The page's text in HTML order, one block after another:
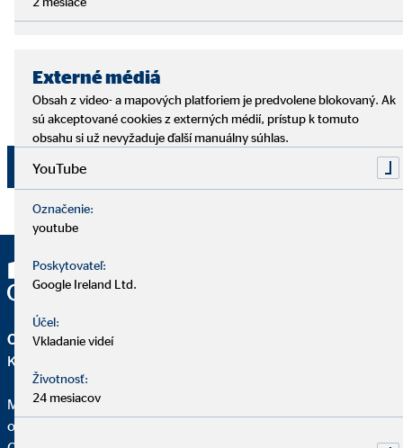
e-mailovej adresy a telefónneho čísla na vyššie uvedené
alebo poštou na adresu zodpovedného pracovníka OVB
Allfinanz Slovensko a.s., , Vajnorská 100/A, 831 04
Bratislava - mestská časť Nové Mesto.
Odoslať
OVB Allfinanz Slovensko a.s.
Kancelária | Dolný Kubín
Margita Babicová
okresná vedúca pre OVB
Externé médiá
Obsah z video- a mapových platforiem je predvolene blokovaný. Ak
sú akceptované cookies z externých médií, prístup k tomuto
obsahu si už nevyžaduje ďalší manuálny súhlas.
YouTube
Označenie:
youtube
Poskytovateľ:
Google Ireland Ltd.
Účel:
Vkladanie videí
Životnosť:
24 mesiacov